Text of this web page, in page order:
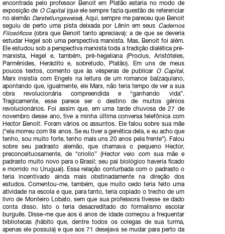
encontrada pelo professor Benoit em Platão estaria no modo de
exposição de O Capital(que ele sempre fazia questão de referenciar
no alemão Darstellungsweise). Aqui, sempre me pareceu que Benoit
seguiu de perto uma pista deixada por Lênin em seus Cadernos
Filosóficos(obra que Benoit tanto apreciava): a de que se deveria
estudar Hegel sob uma perspectiva marxista. Mas, Benoit foi além.
Ele estudou sob a perspectiva marxista toda a tradição dialética pré-
marxista, Hegel e, também, pré-hegeliana (Proclus, Aristóteles,
Parmênides, Heráclito e, sobretudo, Platão). Em uns de meus
poucos textos, comento que às vésperas de publicar O Capital,
Marx insistia com Engels na leitura de um romance balzaquiano,
apontando que, igualmente, ele Marx, não teria tempo de ver a sua
obra revolucionária compreendida e “ganhando vida”.
Tragicamente, esse parece ser o destino de muitos gênios
revolucionários. Foi assim que, em uma tarde chuvosa de 27 de
novembro desse ano, tive a minha última conversa telefônica com
Hector Benoit. Foram vários os assuntos. Ele falou sobre sua mãe
(“ela morreu com 98 anos. Se eu tiver a genética dela, e eu acho que
tenho, sou muito forte, tenho mais uns 20 anos pela frente”). Falou
sobre seu padrasto alemão, que chamava o pequeno Hector,
preconceituosamente, de “criollo” (Hector veio com sua mãe e
padrasto muito novo para o Brasil; seu pai biológico haveria ficado
e morrido no Uruguai). Essa relação conturbada com o padrasto o
teria incentivado ainda mais obstinadamente na direção dos
estudos. Comentou-me, também, que muito cedo teria feito uma
atividade na escola e que, para tanto, teria copiado o trecho de um
livro de Monteiro Lobato, sem que sua professora tivesse se dado
conta disso. Isto o teria desacreditado do formalismo escolar
burguês. Disse-me que aos 6 anos de idade começou a frequentar
bibliotecas (hábito que, dentre todos os colegas de sua turma,
apenas ele possuía) e que aos 71 desejava se mudar para perto da